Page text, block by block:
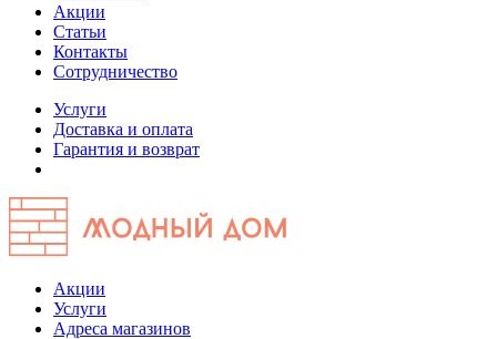
Акции
Статьи
Контакты
Сотрудничество
Услуги
Доставка и оплата
Гарантия и возврат
Акции
Услуги
Адреса магазинов